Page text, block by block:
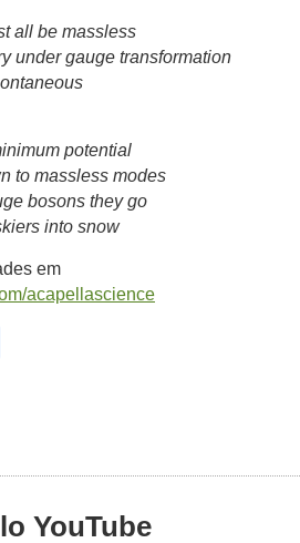
all be massless
under gauge transformation
potential
to massless modes
bosons they go
into snow
em
acapellascience
YouTube